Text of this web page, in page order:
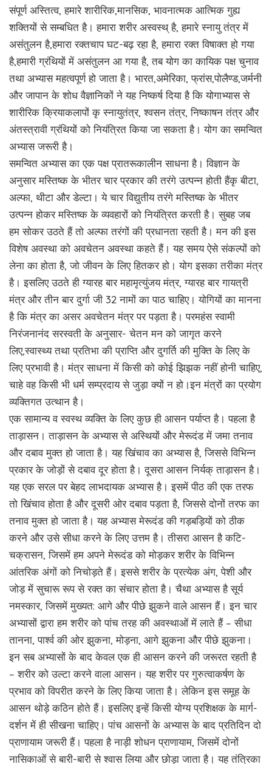
संपूर्ण अस्तित्व, हमारे शारीरिक,मानसिक, भावनात्मक आत्मिक गुह्य
शक्तियों से सम्बधित है। हमारा शरीर अस्वस्थ् है, हमारे स्नायु तंत्र में
असंतुलन है,हमारा रक्तचाप घट-बढ़ रहा है, हमारा रक्त विषाक्त हो गया
है,हमारी ग्रंथियों में असंतुलन आ गया है, तब योग का कायिक पक्ष चुनाव
तथा अभ्यास महत्वपूर्ण हो जाता है। भारत,अमेरिका, फ्रांस,पोलैण्ड,जर्मनी
और जापान के शोध वैज्ञानिकों ने यह निष्कर्ष दिया है कि योगाभ्यास से
शारीरिक क्रियाकलापों कृ स्नायुतंत्र, श्वसन तंत्र, निष्काषन तंत्र और
अंतस्त्रावी ग्रंथियों को नियंत्रित किया जा सकता है। योग का समन्वित
अभ्यास जरूरी है।
समन्वित अभ्यास का एक पक्ष प्रातरूकालीन साधना है। विज्ञान के
अनुसार मस्तिष्क के भीतर चार प्रकार की तरंगे उत्पन्न होती हैंकृ बीटा,
अल्फा, थीटा और डेल्टा। ये चार विद्युतीय तरंगे मस्तिष्क के भीतर
उत्पन्न होकर मस्तिष्क के व्यवहारों को नियंत्रित करती है। सुबह जब
हम सोकर उठते हैं तो अल्फा तरंगों की प्रधानता रहती है। मन की इस
विशेष अवस्था को अवचेतन अवस्था कहते हैं। यह समय ऐसे संकल्पों को
लेना का होता है, जो जीवन के लिए हितकर हो। योग इसका तरीका मंत्र
है। इसलिए उठते ही ग्यारह बार महामृत्युंजय मंत्र, ग्यारह बार गायत्री
मंत्र और तीन बार दुर्गा जी 32 नामों का पाठ चाहिए। योगियों का मानना
है कि मंत्र का असर अवचेतन मंत्र पर पड़ता है। परमहंस स्वामी
निरंजनानंद सरस्वती के अनुसार- चेतन मन को जागृत करने
लिए,स्वास्थ्य तथा प्रतिभा की प्राप्ति और दुगर्ति की मुक्ति के लिए के
लिए प्रभावी है। मंत्र साधना में किसी को कोई झिझक नहीं होनी चाहिए,
चाहे वह किसी भी धर्म सम्प्रदाय से जुड़ा क्यों न हो।इन मंत्रों का प्रयोग
व्यक्तिगत उत्थान है।
एक सामान्य व स्वस्थ व्यक्ति के लिए कुछ ही आसन पर्याप्त है। पहला है
ताड़ासन। ताड़ासन के अभ्यास से अस्थियों और मेरूदंड में जमा तनाव
और दबाव मुक्त हो जाता है। यह खिंचाव का अभ्यास है, जिससे विभिन्न
प्रकार के जोड़ों से दबाव दूर होता है। दूसरा आसन निर्यक् ताड़ासन है।
यह एक सरल पर बेहद लाभदायक अभ्यास है। इसमें पीठ की एक तरफ
तो खिंचाव होता है और दूसरी ओर दबाव पड़ता है, जिससे दोनों तरफ का
तनाव मुक्त हो जाता है। यह अभ्यास मेरूदंड की गड़बड़ियों को ठीक
करने और उसे सीधा करने के लिए उत्तम है। तीसरा आसन है कटि-
चक्रासन, जिसमें हम अपने मेरूदंड को मोड़कर शरीर के विभिन्न
आंतरिक अंगों को निचोड़ते हैं। इससे शरीर के प्रत्येक अंग, पेशी और
जोड़ में सुचारू रूप से रक्त का संचार होता है। चैथा अभ्यास है सूर्य
नमस्कार, जिसमें मुख्यत: आगे और पीछे झुकने वाले आसन हैं। इन चार
अभ्यासों द्वारा हम शरीर को पांच तरह की अवस्थाओं में लाते हैं – सीधा
तानना, पार्श्व की ओर झुकना, मोड़ना, आगे झुकना और पीछे झुकना।
इन सब अभ्यासों के बाद केवल एक ही आसन करने की जरूरत रहती है
– शरीर को उल्टा करने वाला आसन। यह शरीर पर गुरुत्वाकर्षण के
प्रभाव को विपरीत करने के लिए किया जाता है। लेकिन इस समूह के
आसन थोड़े कठिन होते हैं। इसलिए इन्हें किसी योग्य प्रशिक्षक के मार्ग-
दर्शन में ही सीखना चाहिए। पांच आसनों के अभ्यास के बाद प्रतिदिन दो
प्राणायाम जरूरी हैं। पहला है नाड़ी शोधन प्राणायाम, जिसमें दोनों
नासिकाओं से बारी-बारी से श्वास लिया और छोड़ा जाता है। यह तंत्रिका